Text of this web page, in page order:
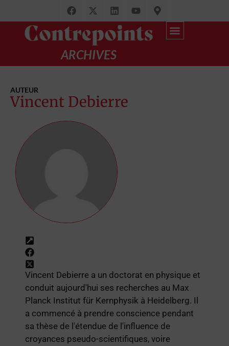
ARCHIVES
AUTEUR
Vincent Debierre
Vincent Debierre a un doctorat en physique et
conduit aujourd'hui ses recherches au Max
Planck Institut für Kernphysik à Heidelberg. Il
a commencé à prendre conscience pendant
sa thèse de l'étendue de l'influence de
croyances pseudo-scientifiques, voire